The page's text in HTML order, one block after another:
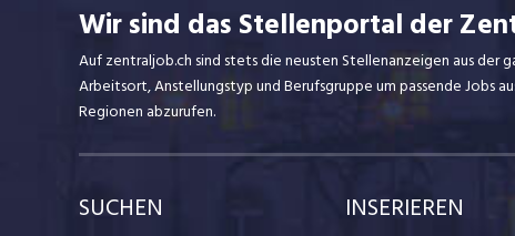
Wir sind das Stellenportal der
Auf zentraljob.ch sind stets die neusten Stellenanzeigen aus der
Arbeitsort, Anstellungstyp und Berufsgruppe um passende Jobs
Regionen abzurufen.
SUCHEN INSERIEREN